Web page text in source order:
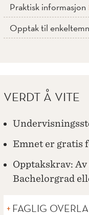
Praktisk informasjon
Opptak til
VERDT Å VITE
Emnet er gratis
Opptakskrav:
Bachelorgrad
FAGLIG